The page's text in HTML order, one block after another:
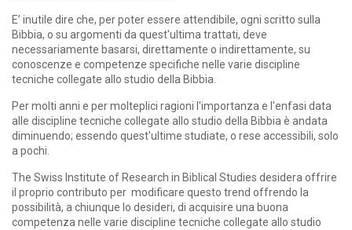
E’ inutile dire che, per poter essere attendibile, ogni scritto sulla
Bibbia, o su argomenti da quest'ultima trattati, deve
necessariamente basarsi, direttamente o indirettamente, su
conoscenze e competenze specifiche nelle varie discipline
tecniche collegate allo studio della Bibbia.
Per molti anni e per molteplici ragioni l'importanza e l'enfasi data
alle discipline tecniche collegate allo studio della Bibbia è andata
diminuendo; essendo quest'ultime studiate, o rese accessibili, solo
a pochi.
The Swiss Institute of Research in Biblical Studies desidera offrire
il proprio contributo per modificare questo trend offrendo la
possibilità, a chiunque lo desideri, di acquisire una buona
competenza nelle varie discipline tecniche collegate allo studio